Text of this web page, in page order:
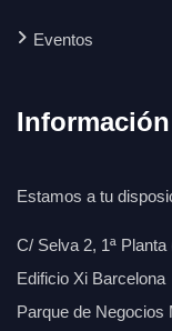
Eventos
Estamos a tu
C/ Selva 2, 1ª
Edificio Xi Barcelona
Parque de Negocios